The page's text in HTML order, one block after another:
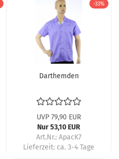
-33%
Darthemden
UVP 79,90 EUR
Nur 53,10 EUR
Art.Nr.: ApacK7
Lieferzeit: ca. 3-4 Tage